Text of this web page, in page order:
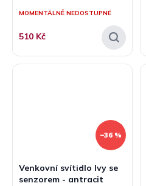
MOMENTÁLNĚ NEDOSTUPNÉ
510 Kč
–36 %
Venkovní svítidlo Ivy se
senzorem - antracit